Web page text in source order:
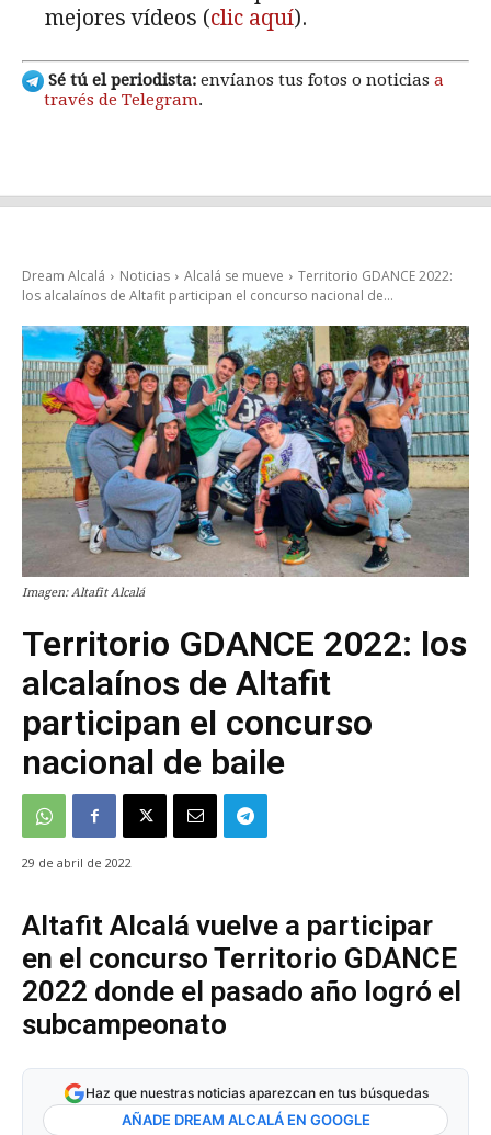
mejores vídeos (clic aquí).
Sé tú el periodista: envíanos tus fotos o noticias a
través de Telegram.